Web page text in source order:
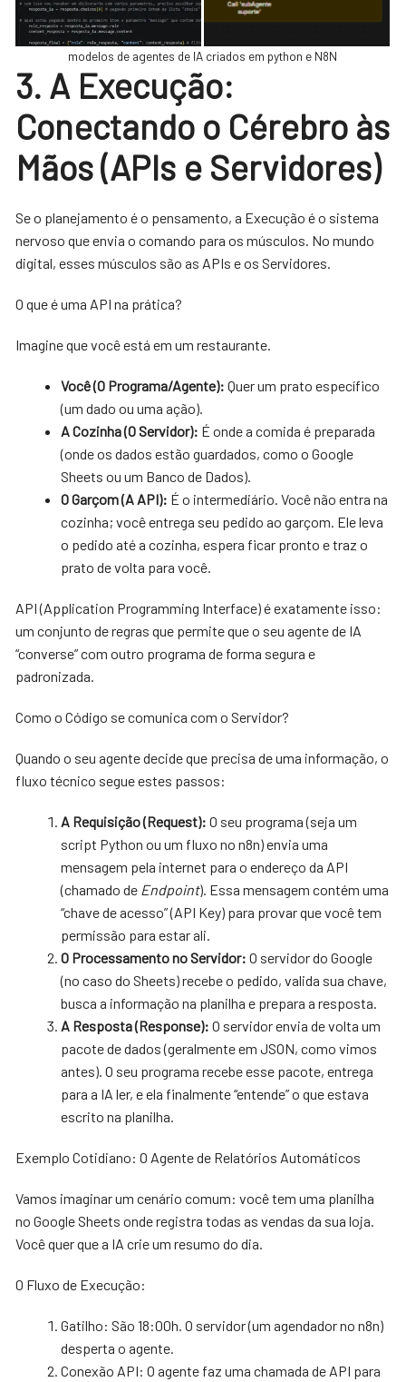
modelos de agentes de IA criados em python e N8N
3. A Execução:
Conectando o Cérebro às
Mãos (APIs e Servidores)
Se o planejamento é o pensamento, a Execução é o sistema
nervoso que envia o comando para os músculos. No mundo
digital, esses músculos são as APIs e os Servidores.
O que é uma API na prática?
Imagine que você está em um restaurante.
Você (O Programa/Agente): Quer um prato específico
(um dado ou uma ação).
A Cozinha (O Servidor): É onde a comida é preparada
(onde os dados estão guardados, como o Google
Sheets ou um Banco de Dados).
O Garçom (A API): É o intermediário. Você não entra na
cozinha; você entrega seu pedido ao garçom. Ele leva
o pedido até a cozinha, espera ficar pronto e traz o
prato de volta para você.
API (Application Programming Interface) é exatamente isso:
um conjunto de regras que permite que o seu agente de IA
“converse” com outro programa de forma segura e
padronizada.
Como o Código se comunica com o Servidor?
Quando o seu agente decide que precisa de uma informação, o
fluxo técnico segue estes passos:
A Requisição (Request):O seu programa (seja um
script Python ou um fluxo no n8n) envia uma
mensagem pela internet para o endereço da API
(chamado de Endpoint). Essa mensagem contém uma
“chave de acesso” (API Key) para provar que você tem
permissão para estar ali.
O Processamento no Servidor: O servidor do Google
(no caso do Sheets) recebe o pedido, valida sua chave,
busca a informação na planilha e prepara a resposta.
A Resposta (Response): O servidor envia de volta um
pacote de dados (geralmente em JSON, como vimos
antes). O seu programa recebe esse pacote, entrega
para a IA ler, e ela finalmente “entende” o que estava
escrito na planilha.
Exemplo Cotidiano: O Agente de Relatórios Automáticos
Vamos imaginar um cenário comum: você tem uma planilha
no Google Sheets onde registra todas as vendas da sua loja.
Você quer que a IA crie um resumo do dia.
O Fluxo de Execução:
Gatilho: São 18:00h. O servidor (um agendador no n8n)
desperta o agente.
Conexão API: O agente faz uma chamada de API para